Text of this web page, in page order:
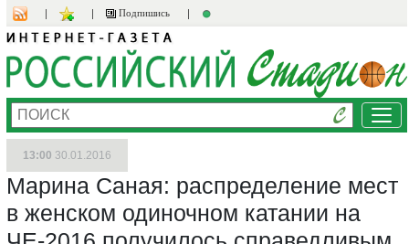
Подпишись
13:00 30.01.2016
Марина Саная: распределение мест
в женском одиночном катании на